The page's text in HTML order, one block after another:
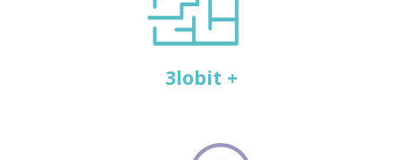
3lobit +